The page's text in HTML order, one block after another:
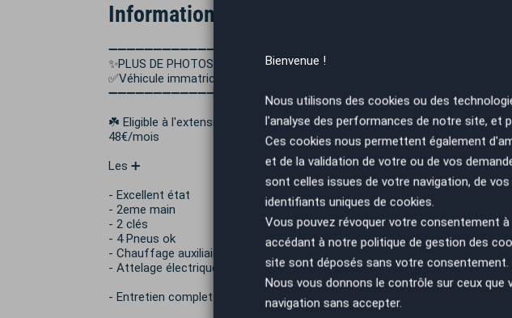
Informations complémentaires
➖➖➖➖➖➖➖➖➖➖➖➖➖➖
✨PLUS DE PHOTOS SUR NOTRE SITE AUTOEASY Montpellier✨
✅Véhicule immatriculé en France PAS DE MALUS
➖➖➖➖➖➖➖➖➖➖➖➖➖➖
☘️ Eligible à l'extension de garantie Opteven Excellence Plus ( Assimilé
48€/mois
Les ➕
- Excellent état
- 2eme main
- 2 clés
- 4 Pneus ok
- Chauffage auxiliaire WEBASTO
- Attelage électrique d'origine CUPRA
- Entretien complet CUPRA avec historique
Bienvenue !
Nous utilisons des cookies ou des
l'analyse des performances de notre site, et
Ces cookies nous permettent également
et de la validation de votre ou de vos
sont celles issues de votre navigation, de
identifiants uniques de cookies.
Vous pouvez révoquer votre consentement
accédant à notre politique de gestion des
site sont déposés sans votre
Nous vous donnons le contrôle sur ceux
navigation sans accepter.